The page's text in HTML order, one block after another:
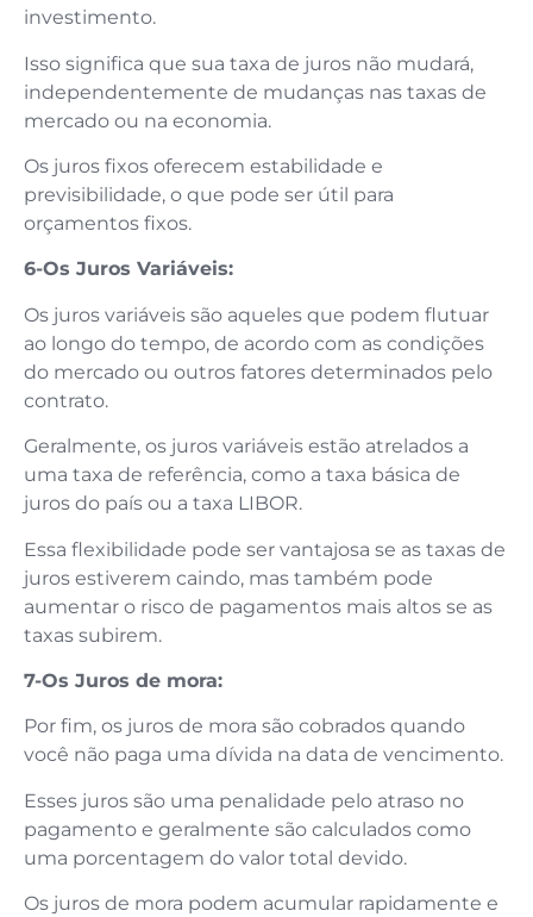
investimento.
Isso significa que sua taxa de juros não mudará,
independentemente de mudanças nas taxas de
mercado ou na economia.
Os juros fixos oferecem estabilidade e
previsibilidade, o que pode ser útil para
orçamentos fixos.
6-Os Juros Variáveis:
Os juros variáveis são aqueles que podem flutuar
ao longo do tempo, de acordo com as condições
do mercado ou outros fatores determinados pelo
contrato.
Geralmente, os juros variáveis estão atrelados a
uma taxa de referência, como a taxa básica de
juros do país ou a taxa LIBOR.
Essa flexibilidade pode ser vantajosa se as taxas de
juros estiverem caindo, mas também pode
aumentar o risco de pagamentos mais altos se as
taxas subirem.
7-Os Juros de mora:
Por fim, os juros de mora são cobrados quando
você não paga uma dívida na data de vencimento.
Esses juros são uma penalidade pelo atraso no
pagamento e geralmente são calculados como
uma porcentagem do valor total devido.
Os juros de mora podem acumular rapidamente e